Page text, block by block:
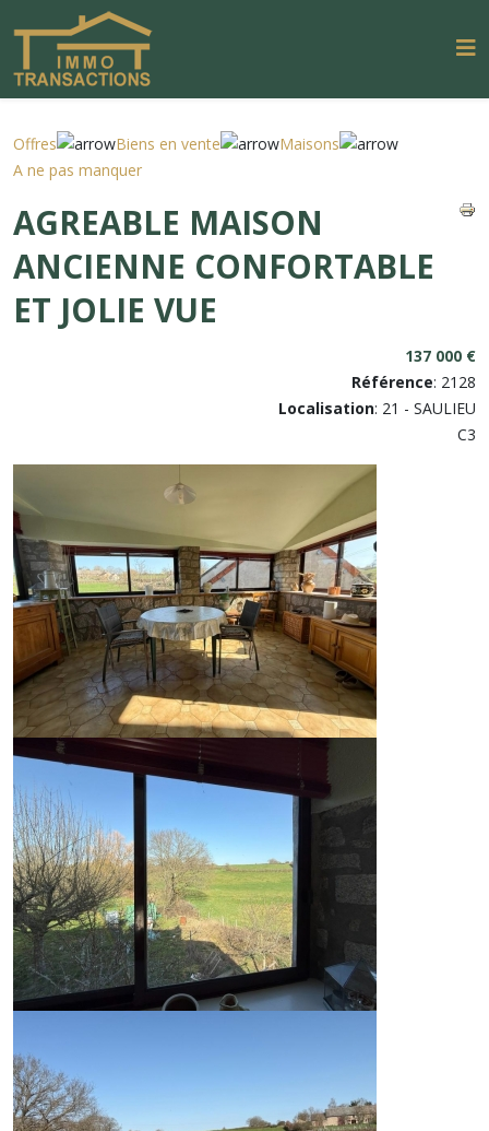
Offres Biens en vente
Maisons
A ne pas manquer
AGREABLE MAISON
ANCIENNE CONFORTABLE
ET JOLIE VUE
137 000 €
Référence: 2128
Localisation: 21 - SAULIEU
C3